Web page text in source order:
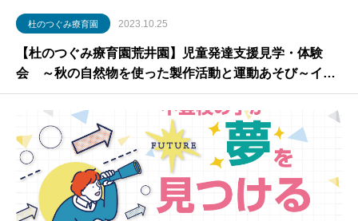
杜のつぐみ療育園 2023.10.25
【杜のつぐみ療育園荒井園】児童発達支援見学・体験
会 ～秋の自然物を使った製作活動と運動あそび～イベ
ントお申し込みフォーム